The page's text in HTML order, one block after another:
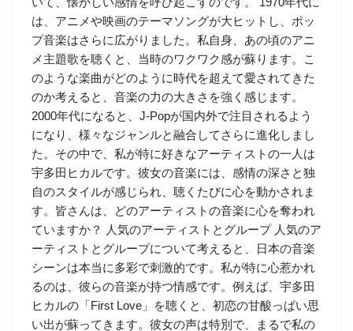
は、アニメや映画のテーマソングが大ヒットし、ポッ
プ音楽はさらに広がりました。私自身、あの頃のアニ
メ主題歌を聴くと、当時のワクワク感が蘇ります。こ
のような楽曲がどのように時代を超えて愛されてきた
のか考えると、音楽の力の大きさを強く感じます。
2000年代になると、J-Popが国内外で注目されるよう
になり、様々なジャンルと融合してさらに進化しまし
た。その中で、私が特に好きなアーティストの一人は
宇多田ヒカルです。彼女の音楽には、感情の深さと独
自のスタイルが感じられ、聴くたびに心を動かされま
す。皆さんは、どのアーティストの音楽に心を奪われ
ていますか？ 人気のアーティストとグループ 人気のア
ーティストとグループについて考えると、日本の音楽
シーンは本当に多彩で刺激的です。私が特に心惹かれ
るのは、彼らの音楽が持つ情感です。例えば、宇多田
ヒカルの「First Love」を聴くと、初恋の甘酸っぱい思
い出が蘇ってきます。彼女の声は特別で、まるで私の